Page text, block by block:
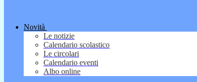
Novità
Le notizie
Calendario scolastico
Le circolari
Calendario eventi
Albo online